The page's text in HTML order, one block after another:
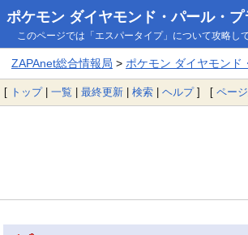
ポケモン ダイヤモンド・パール・
このページでは「エスパータイプ」について攻略し
ZAPAnet総合情報局 > ポケモン ダイヤモンド
[ トップ| 一覧 | 最終更新 | 検索 | ヘルプ] [ ペー